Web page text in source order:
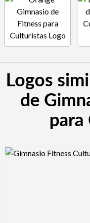
Logos
de
para
Logo Preview Image